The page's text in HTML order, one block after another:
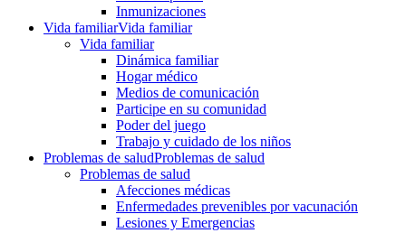
Inmunizaciones
Vida familiarVida familiar
Vida familiar
Dinámica familiar
Hogar médico
Medios de comunicación
Participe en su comunidad
Poder del juego
Trabajo y cuidado de los niños
Problemas de saludProblemas de salud
Problemas de salud
Afecciones médicas
Enfermedades prevenibles por vacunación
Lesiones y Emergencias